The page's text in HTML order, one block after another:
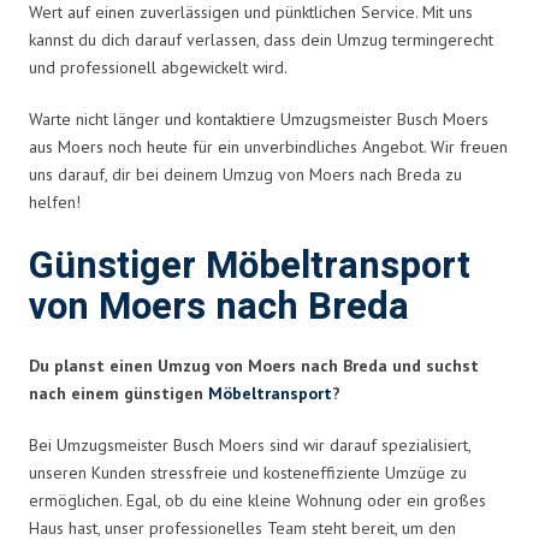
Wert auf einen zuverlässigen und pünktlichen Service. Mit uns
kannst du dich darauf verlassen, dass dein Umzug termingerecht
und professionell abgewickelt wird.
Warte nicht länger und kontaktiere Umzugsmeister Busch Moers
aus Moers noch heute für ein unverbindliches Angebot. Wir freuen
uns darauf, dir bei deinem Umzug von Moers nach Breda zu
helfen!
Günstiger Möbeltransport
von Moers nach Breda
Du planst einen Umzug von Moers nach Breda und suchst
nach einem günstigen Möbeltransport?
Bei Umzugsmeister Busch Moers sind wir darauf spezialisiert,
unseren Kunden stressfreie und kosteneffiziente Umzüge zu
ermöglichen. Egal, ob du eine kleine Wohnung oder ein großes
Haus hast, unser professionelles Team steht bereit, um den